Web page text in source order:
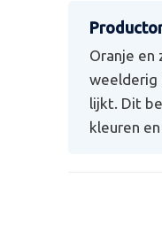
Oranje en
weelderig
lijkt. Dit
kleuren